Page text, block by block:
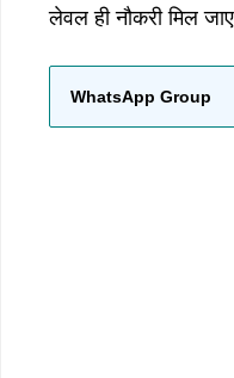
लेवल ही नौकरी मिल
WhatsApp Group